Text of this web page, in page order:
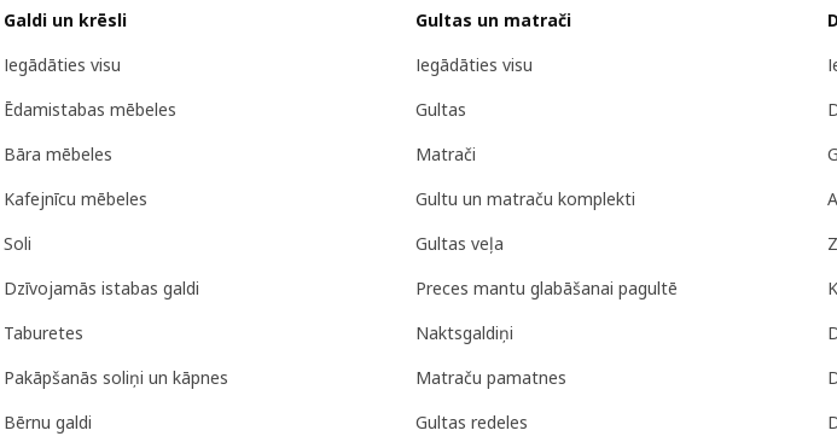
Galdi un krēsli
Iegādāties visu
Ēdamistabas mēbeles
Bāra mēbeles
Kafejnīcu mēbeles
Soli
Dzīvojamās istabas galdi
Taburetes
Pakāpšanās soliņi un kāpnes
Bērnu galdi
Gultas un matrači
Iegādāties visu
Gultas
Matrači
Gultu un matraču komplekti
Gultas veļa
Preces mantu glabāšanai pagultē
Naktsgaldiņi
Matraču pamatnes
Gultas redeles